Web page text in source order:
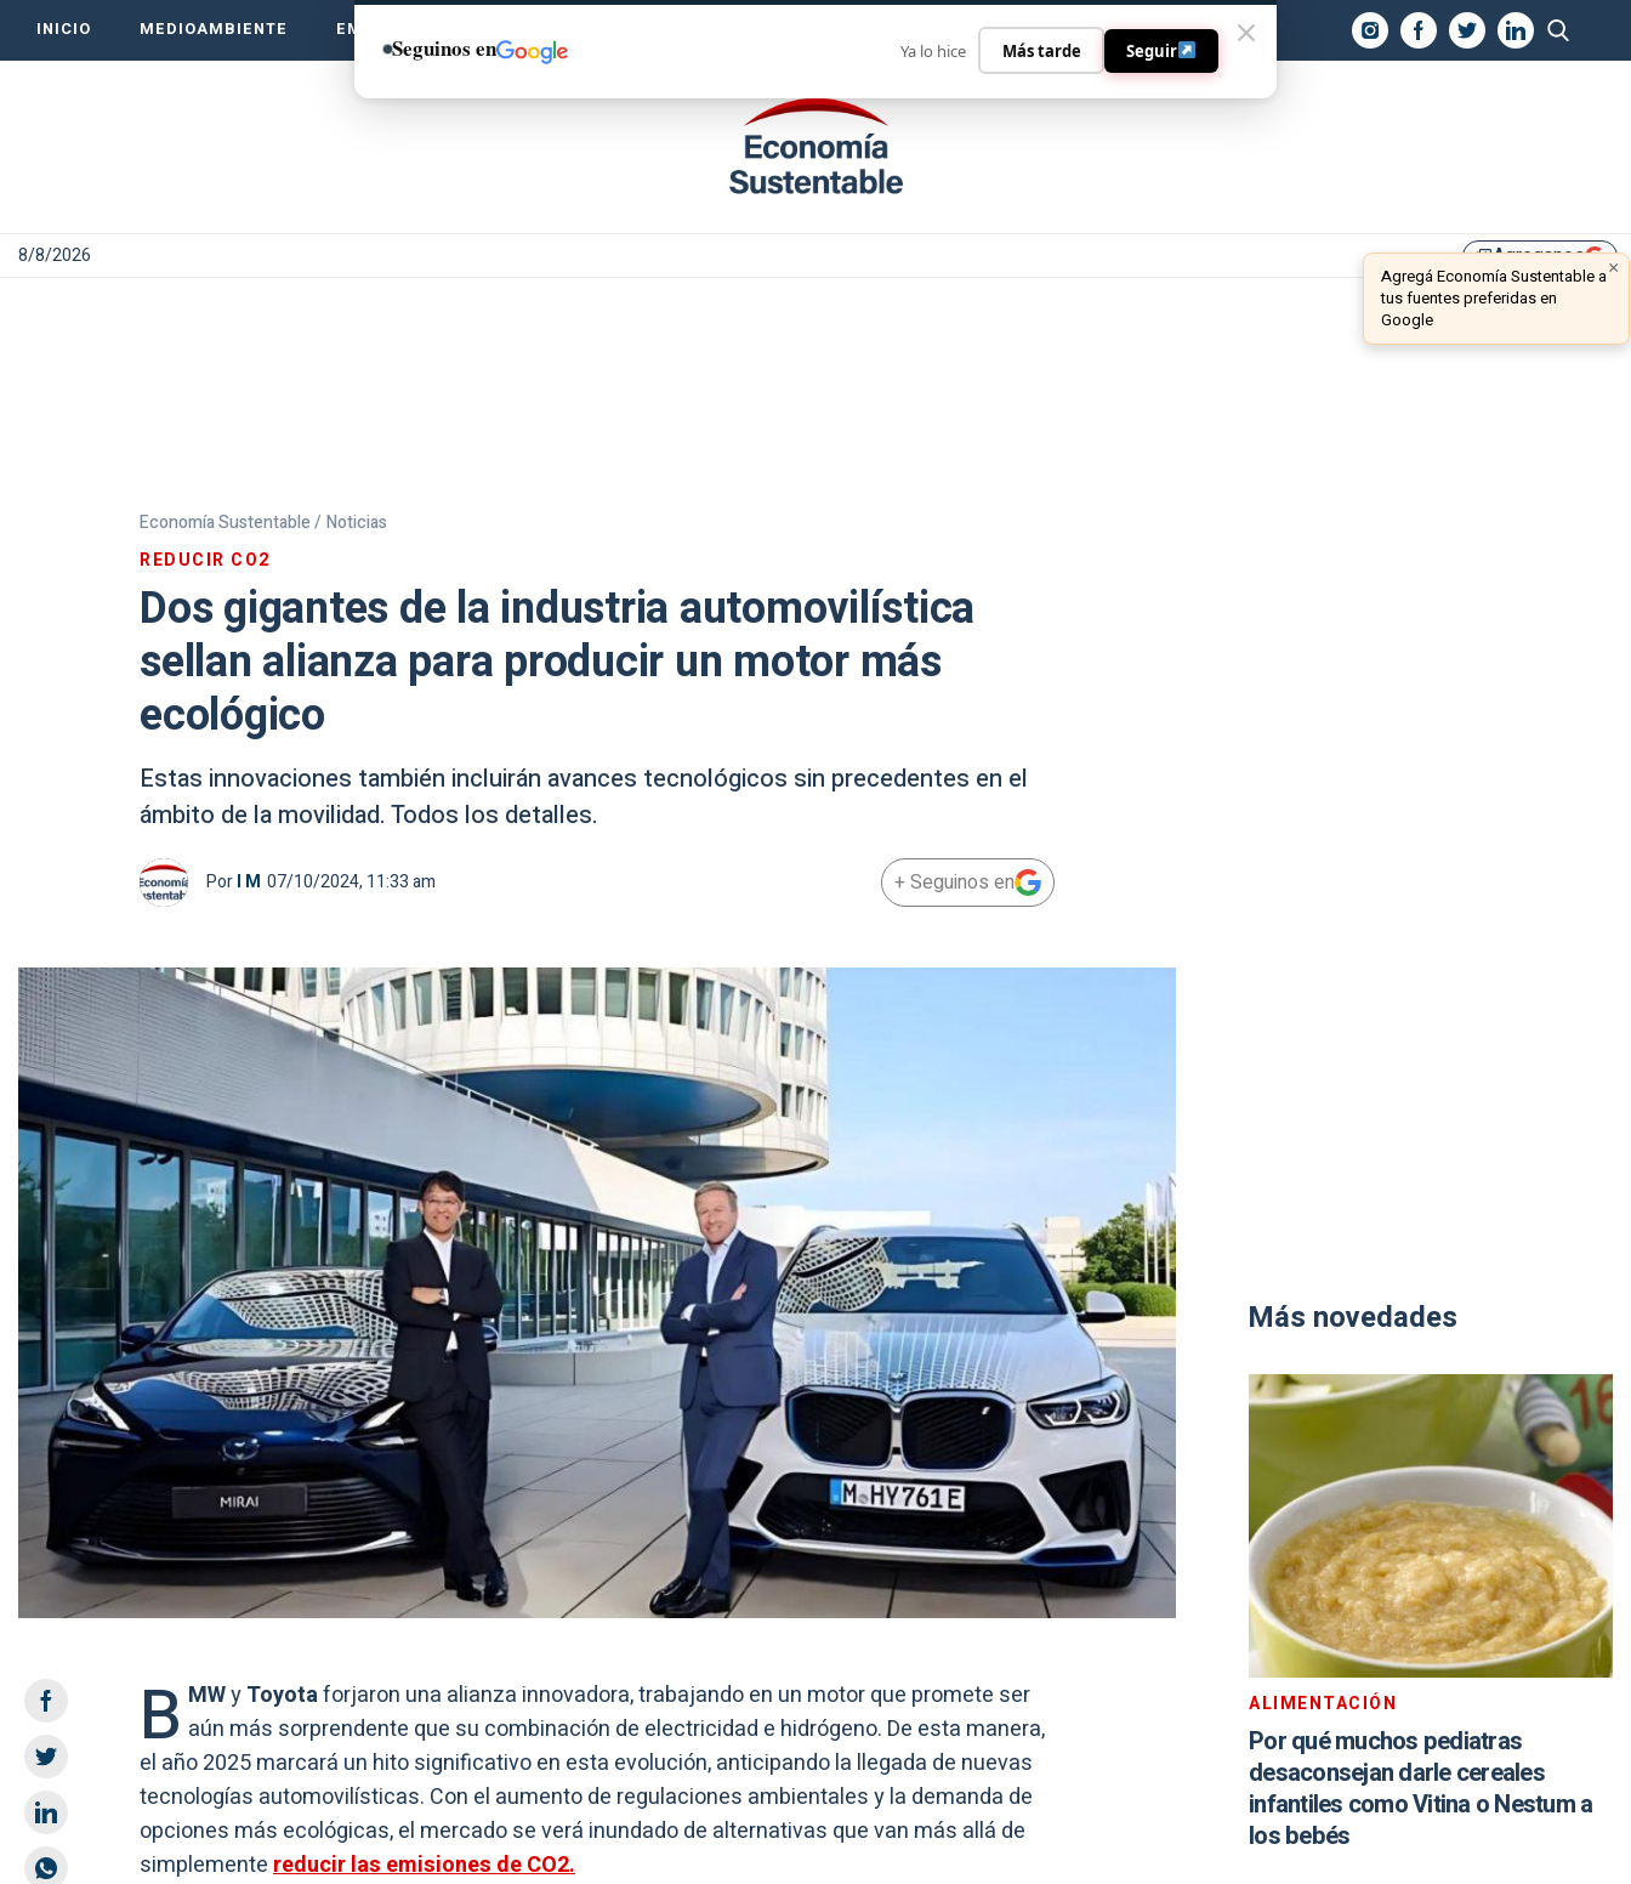
INICIO MEDIOAMBIENTE EMPRENDE VERDE CONTACTO
8/8/2026 library_addAgreganos ×
Agregá Economía Sustentable a
tus fuentes preferidas en
Google
Economía Sustentable / Noticias
REDUCIR CO2
Dos gigantes de la industria automovilística
sellan alianza para producir un motor más
ecológico
Estas innovaciones también incluirán avances tecnológicos sin precedentes en el
ámbito de la movilidad. Todos los detalles.
PorI M 07/10/2024, 11:33 am + Seguinos en
B MWyToyotaforjaron una alianza innovadora, trabajando en un motor que promete ser
aún más sorprendente que su combinación de electricidad e hidrógeno. De esta manera,
el año 2025 marcará un hito significativo en esta evolución, anticipando la llegada de nuevas
tecnologías automovilísticas. Con el aumento de regulaciones ambientales y la demanda de
opciones más ecológicas, el mercado se verá inundado de alternativas que van más allá de
simplementereducir las emisiones de CO2.
Más novedades
ALIMENTACIÓN
Por qué muchos pediatras
desaconsejan darle cereales
infantiles como Vitina o Nestum a
los bebés
Seguinos en Ya lo hice Más tarde Seguir